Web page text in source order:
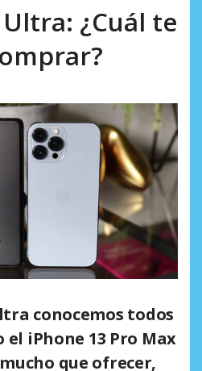
¿Cuál te
conocemos todos
el iPhone 13 Pro Max
que ofrecer,